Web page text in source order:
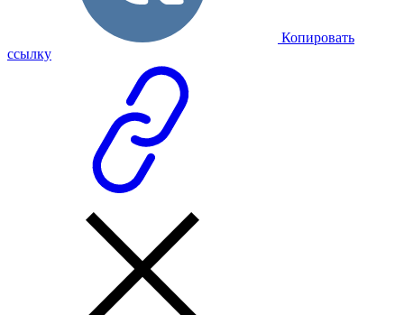
Копировать
ссылку